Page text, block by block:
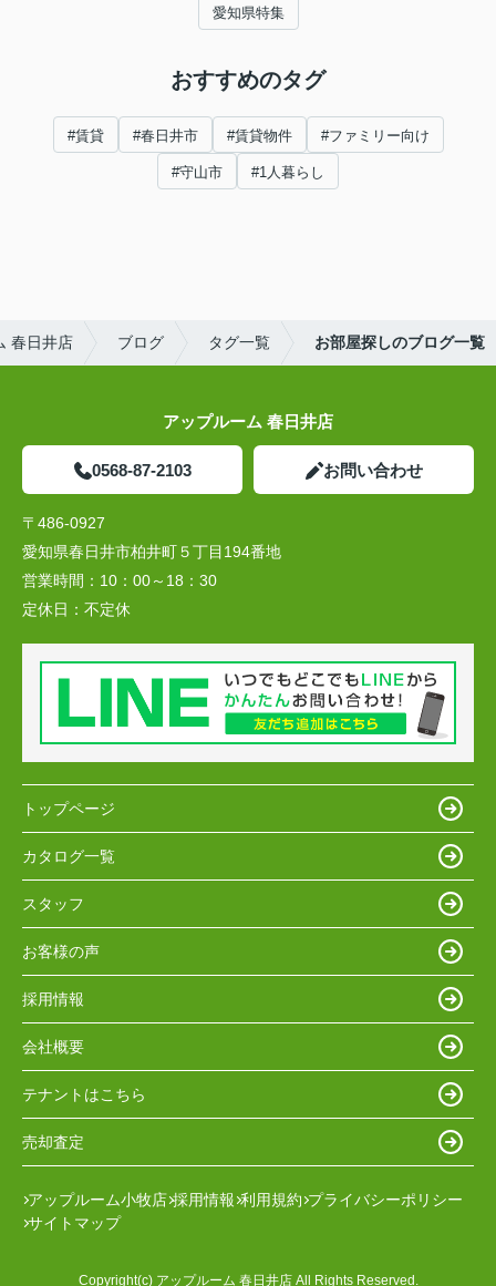
愛知県特集
おすすめのタグ
#賃貸 #春日井市 #賃貸物件 #ファミリー向け
#守山市 #1人暮らし
春日井店 ブログ タグ一覧 お部屋探しのブログ一覧
アップルーム 春日井店
0568-87-2103 お問い合わせ
〒486-0927
愛知県春日井市柏井町５丁目194番地
営業時間： 10：00～18：30
定休日： 不定休
トップページ
カタログ一覧
スタッフ
お客様の声
採用情報
会社概要
テナントはこちら
売却査定
アップルーム小牧店 採用情報 利用規約 プライバシーポリシー
サイトマップ
Copyright(c) アップルーム 春日井店 All Rights Reserved.